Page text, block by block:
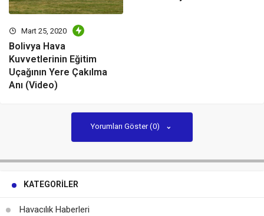
Mart 25, 2020
Bolivya Hava
Kuvvetlerinin Eğitim
Uçağının Yere Çakılma
Anı (Video)
Yorumları Göster (0)
KATEGORILER
Havacılık Haberleri